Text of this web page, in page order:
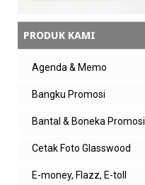
PRODUK KAMI
Agenda & Memo
Bangku Promosi
Bantal & Boneka Promosi
Cetak Foto Glasswood
E-money, Flazz, E-toll